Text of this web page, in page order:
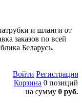
и шланги от
заказов по всей
Беларусь.
Войти Регистрация
Корзина 0 позиций
на сумму 0 руб.